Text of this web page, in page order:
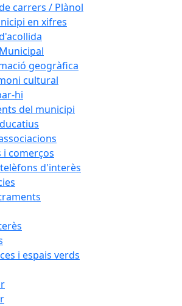
carrers / Plànol
en xifres
geogràfica
cultural
hi
del municipi
i comerços
d'interès
i espais verds